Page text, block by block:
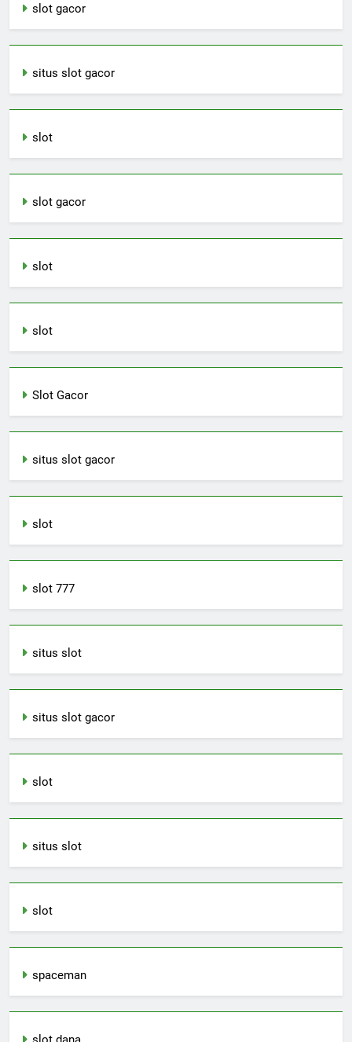
slot gacor
situs slot gacor
slot
slot gacor
slot
slot
Slot Gacor
situs slot gacor
slot
slot 777
situs slot
situs slot gacor
slot
situs slot
slot
spaceman